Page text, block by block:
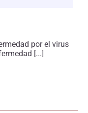
por el virus
[...]